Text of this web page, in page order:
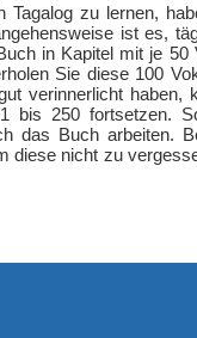
zu lernen,
ist es,
in Kapitel mit je 50
Sie diese 100
verinnerlicht haben,
bis 250 fortsetzen.
das Buch arbeiten.
diese nicht zu